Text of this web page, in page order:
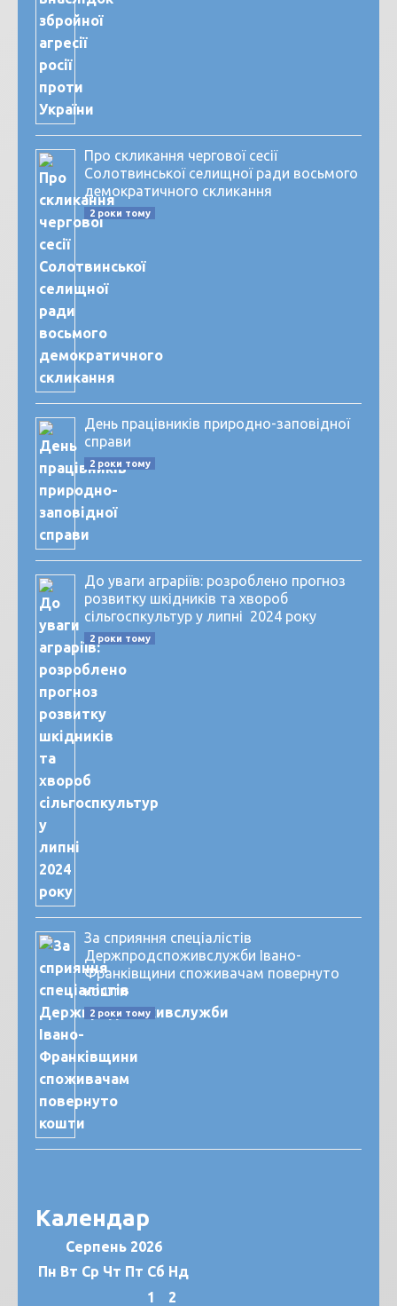
Про скликання чергової сесії
Солотвинської селищної ради восьмого
демократичного скликання
2 роки тому
День працівників природно-заповідної
справи
2 роки тому
До уваги аграріїв: розроблено прогноз
розвитку шкідників та хвороб
сільгоспкультур у липні 2024 року
2 роки тому
За сприяння спеціалістів
Держпродспоживслужби Івано-
Франківщини споживачам повернуто
кошти
2 роки тому
Календар
Серпень 2026
Пн Вт Ср Чт Пт Сб Нд
1
2